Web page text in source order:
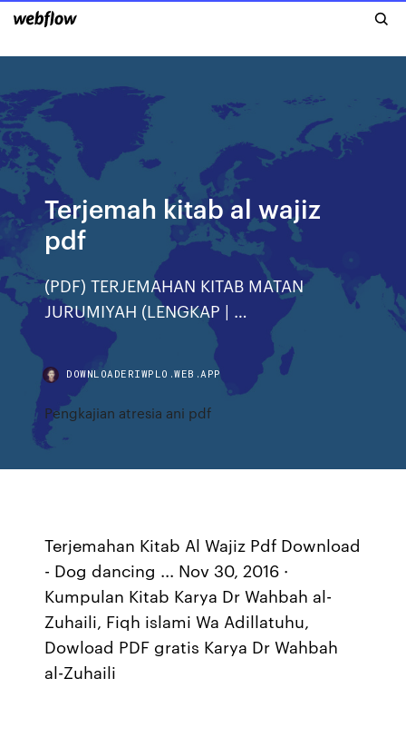
Terjemah kitab al wajiz
pdf
(PDF) TERJEMAHAN KITAB MATAN
JURUMIYAH (LENGKAP | …
DOWNLOADERIWPLO.WEB.APP
Pengkajian atresia ani pdf
Terjemahan Kitab Al Wajiz Pdf Download
- Dog dancing ... Nov 30, 2016 ·
Kumpulan Kitab Karya Dr Wahbah al-
Zuhaili, Fiqh islami Wa Adillatuhu,
Dowload PDF gratis Karya Dr Wahbah
al-Zuhaili